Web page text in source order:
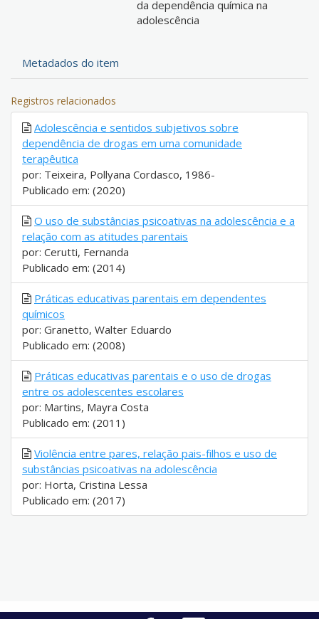
da dependência química na
adolescência
Metadados do item
Registros relacionados
Adolescência e sentidos subjetivos sobre
dependência de drogas em uma comunidade
terapêutica
por: Teixeira, Pollyana Cordasco, 1986-
Publicado em: (2020)
O uso de substâncias psicoativas na adolescência e a
relação com as atitudes parentais
por: Cerutti, Fernanda
Publicado em: (2014)
Práticas educativas parentais em dependentes
químicos
por: Granetto, Walter Eduardo
Publicado em: (2008)
Práticas educativas parentais e o uso de drogas
entre os adolescentes escolares
por: Martins, Mayra Costa
Publicado em: (2011)
Violência entre pares, relação pais-filhos e uso de
substâncias psicoativas na adolescência
por: Horta, Cristina Lessa
Publicado em: (2017)